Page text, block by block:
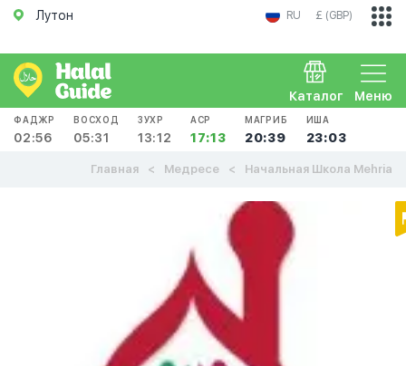
Лутон RU £ (GBP)
Меню
Каталог
ФАДЖР
02:56
ВОСХОД
05:31
ЗУХР
13:12
АСР
17:13
МАГРИБ
20:39
ИША
23:03
Главная Медресе Начальная Школа Mehria